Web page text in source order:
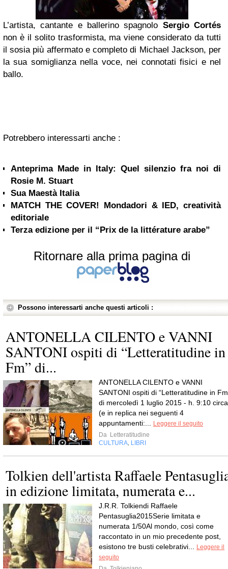
L’artista, cantante e ballerino spagnolo Sergio Cortés
non è il solito trasformista, ma viene considerato da tutti
il sosia più affermato e completo di Michael Jackson, per
la sua somiglianza nella voce, nei connotati fisici e nel
ballo.
Potrebbero interessarti anche :
Anteprima Made in Italy: Quel silenzio fra noi di
Rosie M. Stuart
Sua Maestà Italia
MATCH THE COVER! Mondadori & IED, creatività
editoriale
Terza edizione per il “Prix de la littérature arabe”
Ritornare alla prima pagina di
Possono interessarti anche questi articoli :
ANTONELLA CILENTO e VANNI
SANTONI ospiti di “Letteratitudine in
Fm” di...
ANTONELLA CILENTO e VANNI
SANTONI ospiti di “Letteratitudine in
di mercoledì 1 luglio 2015 - h. 9:10 circa
(e in replica nei seguenti 4
appuntamenti:...
Leggere il seguito
Da Letteratitudine
CULTURA LIBRI
Tolkien dell'artista Raffaele
in edizione limitata, numerata e...
J.R.R. Tolkiendi Raffaele
Pentasuglia2015Serie limitata e
numerata 1/50Al mondo, così come
raccontato in un mio precedente post,
esistono tre busti celebrativi...
Leggere il
seguito